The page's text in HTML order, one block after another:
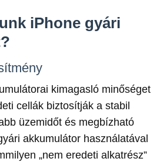
iPhone gyári
kimagasló minőséget
cellák biztosítják a stabil
üzemidőt és megbízható
akkumulátor használatával
„nem eredeti alkatrész”